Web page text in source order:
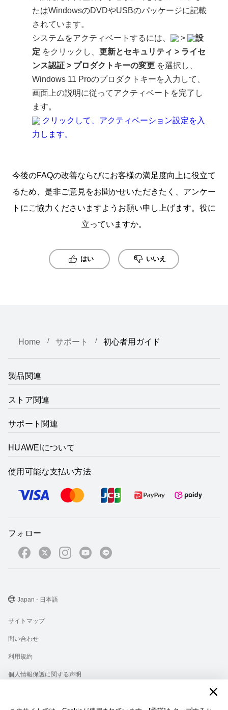
たはWindowsのDVDやUSBのパッケージに記載
されています。
システムをアクティベートするには、
>
設
定 をクリックし、更新とセキュリティ > ライセ
ンス認証 > プロダクトキーの変更 を選択し、
Windows 11 Proのプロダクトキーを入力して、
画面上の説明に従ってアクティベートを完了し
ます。
クリックして、アクティベーション設定を入
力します。
今後のFAQの改善ならびにお客様の満足度向上に役立て
るため、是非ご意見をお聞かせいただきたく、アンケー
トにご協力くださいますようお願い申し上げます。役に
立っていますか。
はい いいえ
Home サポート 初心者用ガイド
製品関連
ストア関連
サポート関連
HUAWEIについて
使用可能な支払い方法
フォロー
サイトマップ
問い合わせ
利用規約
個人情報保護に関する声明
Japan - 日本語